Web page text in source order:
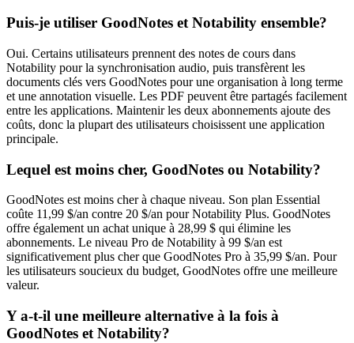
Puis-je utiliser GoodNotes et Notability ensemble?
Oui. Certains utilisateurs prennent des notes de cours dans
Notability pour la synchronisation audio, puis transfèrent les
documents clés vers GoodNotes pour une organisation à long terme
et une annotation visuelle. Les PDF peuvent être partagés facilement
entre les applications. Maintenir les deux abonnements ajoute des
coûts, donc la plupart des utilisateurs choisissent une application
principale.
Lequel est moins cher, GoodNotes ou Notability?
GoodNotes est moins cher à chaque niveau. Son plan Essential
coûte 11,99 $/an contre 20 $/an pour Notability Plus. GoodNotes
offre également un achat unique à 28,99 $ qui élimine les
abonnements. Le niveau Pro de Notability à 99 $/an est
significativement plus cher que GoodNotes Pro à 35,99 $/an. Pour
les utilisateurs soucieux du budget, GoodNotes offre une meilleure
valeur.
Y a-t-il une meilleure alternative à la fois à
GoodNotes et Notability?